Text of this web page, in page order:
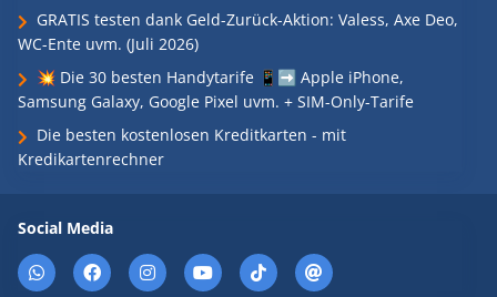
GRATIS testen dank Geld-Zurück-Aktion: Valess, Axe Deo,
WC-Ente uvm. (Juli 2026)
💥 Die 30 besten Handytarife 📱➡️ Apple iPhone,
Samsung Galaxy, Google Pixel uvm. + SIM-Only-Tarife
Die besten kostenlosen Kreditkarten - mit
Kredikartenrechner
Social Media